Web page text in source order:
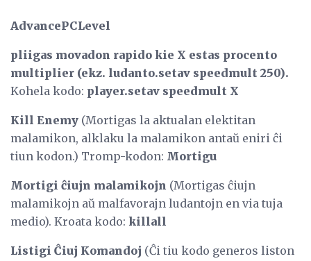
AdvancePCLevel
pliigas movadon rapido kie X estas procento
multiplier (ekz. ludanto.setav speedmult 250).
Kohela kodo: player.setav speedmult X
Kill Enemy (Mortigas la aktualan elektitan
malamikon, alklaku la malamikon antaŭ eniri ĉi
tiun kodon.) Tromp-kodon: Mortigu
Mortigi ĉiujn malamikojn (Mortigas ĉiujn
malamikojn aŭ malfavorajn ludantojn en via tuja
medio). Kroata kodo: killall
Listigi Ĉiuj Komandoj (Ĉi tiu kodo generos liston